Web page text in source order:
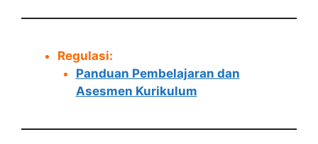
Regulasi:
Panduan Pembelajaran dan
Asesmen Kurikulum